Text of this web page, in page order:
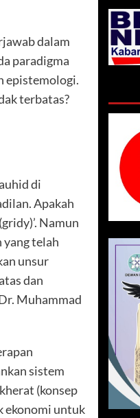
dalam
paradigma
epistemologi.
terbatas?
di
Apakah
Namun
telah
unsur
dan
Muhammad
sistem
(konsep
ekonomi untuk